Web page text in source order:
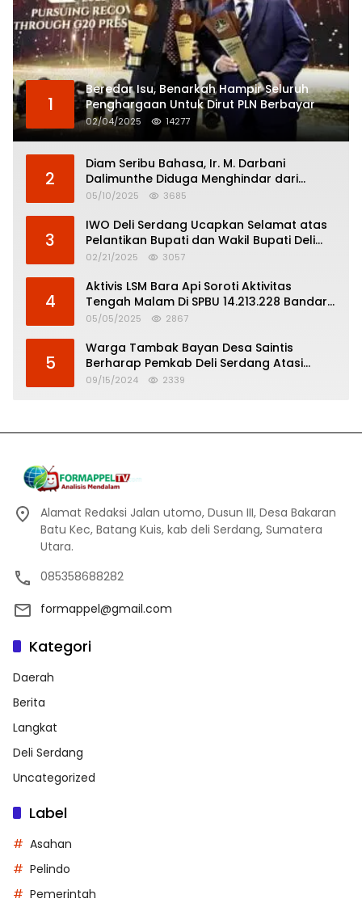
1
Beredar Isu, Benarkah Hampir Seluruh
Penghargaan Untuk Dirut PLN Berbayar
02/04/2025 14277
2
Diam Seribu Bahasa, Ir. M. Darbani
Dalimunthe Diduga Menghindar dari
Pertanggungjawaban Politik
05/10/2025 3685
3
IWO Deli Serdang Ucapkan Selamat atas
Pelantikan Bupati dan Wakil Bupati Deli
Serdang
02/21/2025 3057
4
Aktivis LSM Bara Api Soroti Aktivitas
Tengah Malam Di SPBU 14.213.228 Bandar
Tinggi
05/05/2025 2867
5
Warga Tambak Bayan Desa Saintis
Berharap Pemkab Deli Serdang Atasi
Banjir
09/15/2024 2339
Alamat Redaksi Jalan utomo, Dusun III, Desa Bakaran
Batu Kec, Batang Kuis, kab deli Serdang, Sumatera
Utara.
085358688282
formappel@gmail.com
Kategori
Daerah
Berita
Langkat
Deli Serdang
Uncategorized
Label
Asahan
Pelindo
Pemerintah